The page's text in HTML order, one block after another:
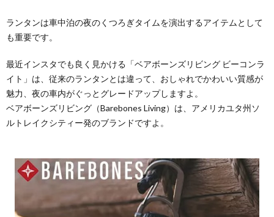
ランタンは車中泊の夜のくつろぎタイムを演出するアイテムとして
も重要です。
最近インスタでも良く見かける「ベアボーンズリビング ビーコンラ
イト」は、従来のランタンとは違って、おしゃれでかわいい質感が
魅力、夜の車内がぐっとグレードアップしますよ。
ベアボーンズリビング（Barebones Living）は、アメリカユタ州ソ
ルトレイクシティー発のブランドですよ。